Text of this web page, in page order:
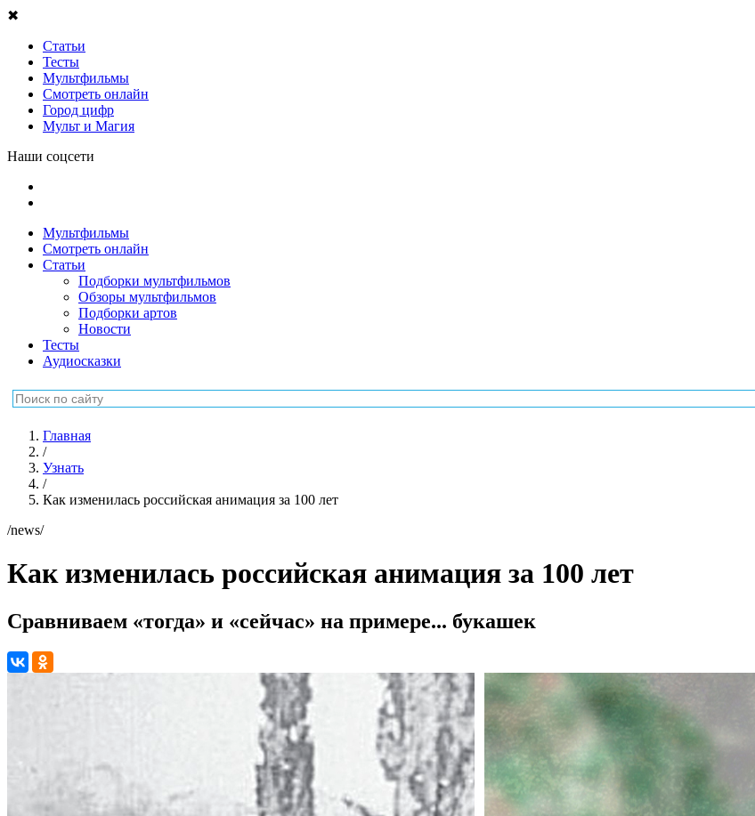
✖
Статьи
Тесты
Мультфильмы
Смотреть онлайн
Город цифр
Мульт и Магия
Наши соцсети
Мультфильмы
Смотреть онлайн
Статьи
Подборки мультфильмов
Обзоры мультфильмов
Подборки артов
Новости
Тесты
Аудиосказки
Главная
/
Узнать
/
Как изменилась российская анимация за 100 лет
/news/
Как изменилась российская анимация за 100 лет
Сравниваем «тогда» и «сейчас» на примере... букашек